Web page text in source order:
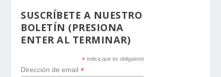
SUSCRÍBETE A NUESTRO
BOLETÍN (PRESIONA
ENTER AL TERMINAR)
* indica que es obligatorio
Dirección de email*